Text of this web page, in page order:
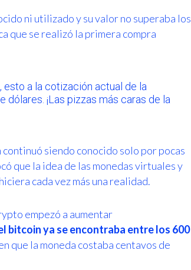
ni utilizado y su valor no superaba los
que se realizó la primera compra
a la cotización actual de la
¡Las pizzas más caras de la
siendo conocido solo por pocas
que la idea de las monedas virtuales y
cada vez más una realidad.
empezó a aumentar
bitcoin ya se encontraba entre los 600
que la moneda costaba centavos de